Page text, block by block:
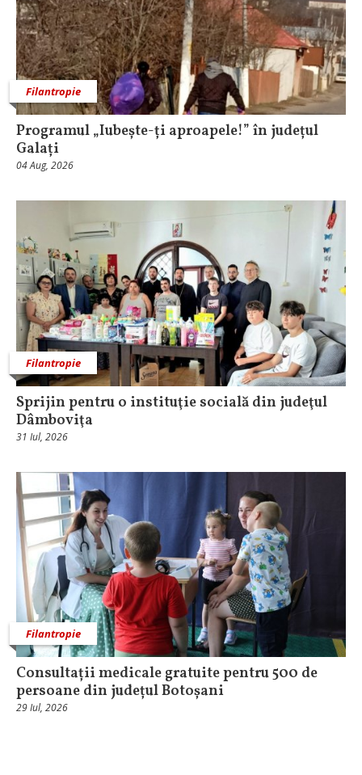
Filantropie
Programul „Iubește-ți aproapele!” în județul
Galați
04 Aug, 2026
Filantropie
Sprijin pentru o instituţie socială din judeţul
Dâmboviţa
31 Iul, 2026
Filantropie
Consultații medicale gratuite pentru 500 de
persoane din județul Botoșani
29 Iul, 2026